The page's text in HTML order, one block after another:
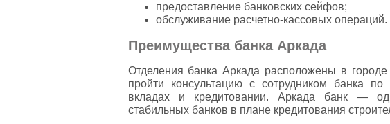
предоставление банковских сейфов;
обслуживание расчетно-кассовых операций.
Преимущества банка Аркада
Отделения банка Аркада расположены в
пройти консультацию с сотрудником банка
вкладах и кредитовании. Аркада банк —
стабильных банков в плане кредитования